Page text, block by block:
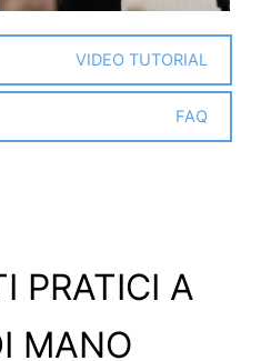
VIDEO TUTORIAL
FAQ
PRATICI A
MANO